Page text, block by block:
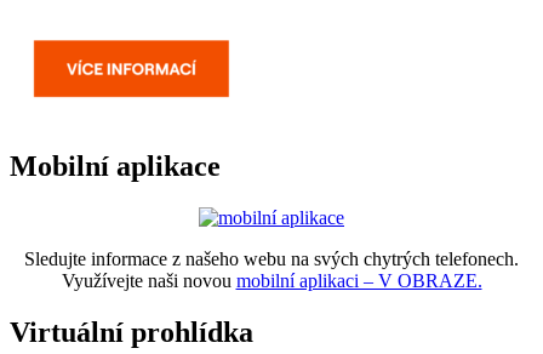
Mobilní aplikace
Sledujte informace z našeho webu na svých chytrých telefonech.
Využívejte naši novou mobilní aplikaci – V OBRAZE.
Virtuální prohlídka